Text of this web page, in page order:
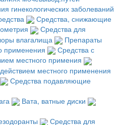
гинекологических заболеваний
Средства, снижающие
Средства для
влагалища
Препараты
применения
Средства с
местного примения
местного применения
Средства подавляющие
Вата, ватные диски
Средства для